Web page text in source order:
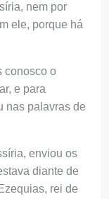
nem por
ele, porque há
conosco o
e para
nas palavras de
enviou os
diante de
rei de